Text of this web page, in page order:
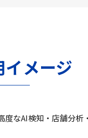
メージ
なAI検知・店舗分